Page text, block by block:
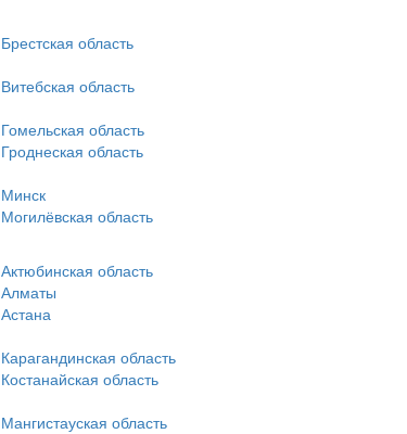
Брестская область
Витебская область
Гомельская область
Гроднеская область
Минск
Могилёвская область
Актюбинская область
Алматы
Астана
Карагандинская область
Костанайская область
Мангистауская область